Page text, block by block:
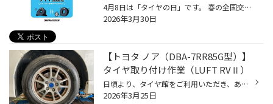
4月8日は「タイヤの日」です。 春の全国交通安全運動の実施月である4月と、輪（タイヤ）のイメージで8の語呂合わせで 一般社団法人日本自動車タイヤ協会（JATMA）が定めた記念日です。 こちらのタイヤの日に合わせて、コクピット・タイヤ館では『タイヤ点検・空気の補充強化』を行います！ 【どうし...
2026年3月30日
【トヨタ ノア（DBA-7RR85G型）】
タイヤ取り付け作業（LUFT RVⅡ）
日頃より、タイヤ館をご利用いただき、ありがとうございます。 さて、当店と同じチェーン店の近隣タイヤ館店舗で作業いたしましたタイヤ取り付け作業をご紹介します。 （WEB掲載をご快諾いただきましたお客様！大変感謝しております。 いつもご愛顧いただき誠にありがとうございます！！） おクルマ...
2026年3月25日